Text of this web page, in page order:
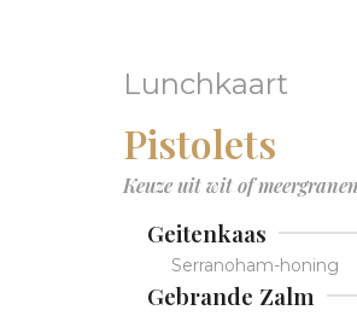
Lunchkaart
Pistolets
Keuze uit wit of
Geitenkaas
Serranoham-honing
Gebrande Zalm